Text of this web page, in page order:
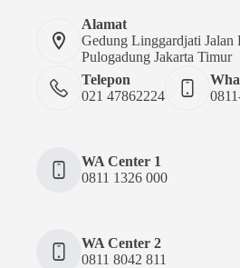
Alamat
Gedung Linggardjati
Pulogadung Jakarta Timur
Telepon
021 47862224
WA Center 1
0811 1326 000
WA Center 2
0811 8042 811